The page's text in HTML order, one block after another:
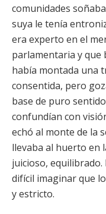
comunidades
suya le tenía
era experto en el
parlamentaria y que
había montada una
consentida, pero
base de puro
confundían con
echó al monte de la
llevaba al huerto en
juicioso,
difícil imaginar que
y estricto.